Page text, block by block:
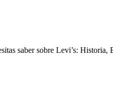
saber sobre Levi’s: Historia,